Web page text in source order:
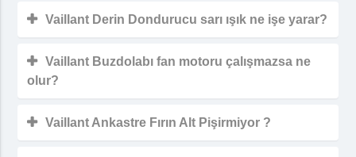
Vaillant Derin Dondurucu sarı ışık ne işe yarar?
Vaillant Buzdolabı fan motoru çalışmazsa ne
olur?
Vaillant Ankastre Fırın Alt Pişirmiyor ?